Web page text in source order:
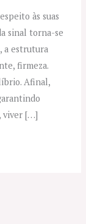
às suas
sinal torna-se
a estrutura
firmeza.
Afinal,
viver […]